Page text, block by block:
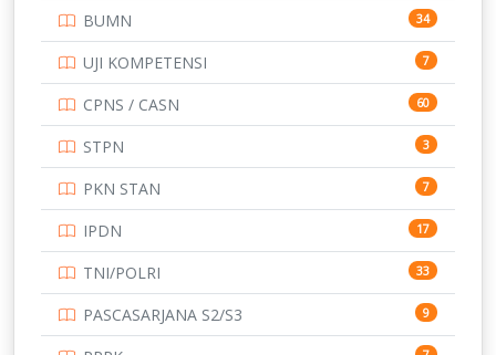
345
UNIVERSITAS AIRLANGGA 15
16
15
15
14
14
UNIVERSITAS CENDRAWASIH 14
BUMN 34
UJI KOMPETENSI 7
CPNS / CASN 60
STPN 3
PKN STAN 7
IPDN 17
TNI/POLRI 33
PASCASARJANA S2/S3 9